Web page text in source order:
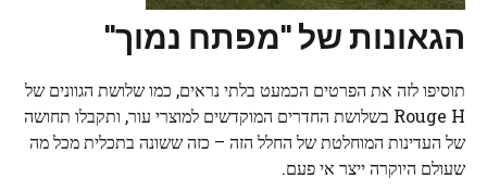
הגאונות של "מפתח נמוך"
תוסיפו לזה את הפרטים הכמעט בלתי נראים, כמו שלושת הגוונים של
Rouge H בשלושת החדרים המוקדשים למוצרי עור, ותקבלו תחושה
של העדינות המוחלטת של החלל הזה – כזה ששונה בתכלית מכל מה
שעולם היוקרה ייצר אי פעם.